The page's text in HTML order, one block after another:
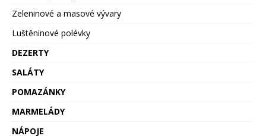
Zeleninové a masové vývary
Luštěninové polévky
DEZERTY
SALÁTY
POMAZÁNKY
MARMELÁDY
NÁPOJE